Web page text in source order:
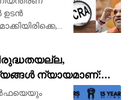
ഉടൻ
വീണ്ടും
ന്യായമാണ്:
ഭാഗവത്